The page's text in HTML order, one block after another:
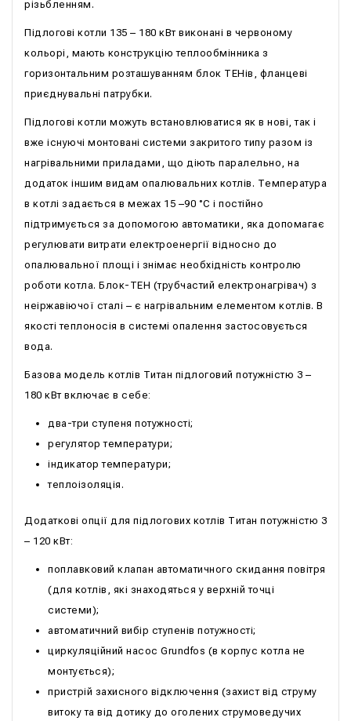
різьбленням.
Підлогові котли 135 – 180 кВт виконані в червоному
кольорі, мають конструкцію теплообмінника з
горизонтальним розташуванням блок ТЕНів, фланцеві
приєднувальні патрубки.
Підлогові котли можуть встановлюватися як в нові, так і
вже існуючі монтовані системи закритого типу разом із
нагрівальними приладами, що діють паралельно, на
додаток іншим видам опалювальних котлів. Температура
в котлі задається в межах 15 –90 °С і постійно
підтримується за допомогою автоматики, яка допомагає
регулювати витрати електроенергії відносно до
опалювальної площі і знімає необхідність контролю
роботи котла. Блок-ТЕН (трубчастий електронагрівач) з
неіржавіючої сталі – є нагрівальним елементом котлів. В
якості теплоносія в системі опалення застосовується
вода.
Базова модель котлів Титан підлоговий потужністю 3 –
180 кВт включає в себе:
два-три ступеня потужності;
регулятор температури;
індикатор температури;
теплоізоляція.
Додаткові опції для підлогових котлів Титан потужністю 3
– 120 кВт:
поплавковий клапан автоматичного скидання повітря
(для котлів, які знаходяться у верхній точці
системи);
автоматичний вибір ступенів потужності;
циркуляційний насос Grundfos (в корпус котла не
монтується);
пристрій захисного відключення (захист від струму
витоку та від дотику до оголених струмоведучих